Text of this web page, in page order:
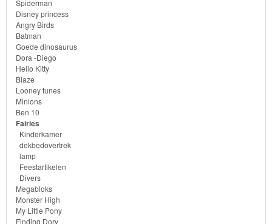
Spiderman
Disney princess
Angry Birds
Batman
Goede dinosaurus
Dora -Diego
Hello Kitty
Blaze
Looney tunes
Minions
Ben 10
Fairies
Kinderkamer
dekbedovertrek
lamp
Feestartikelen
Divers
Megabloks
Monster High
My Little Pony
Finding Dory